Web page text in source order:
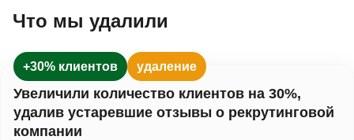
Что мы удалили
+30% клиентов удаление
Увеличили количество клиентов на 30%,
удалив устаревшие отзывы о рекрутинговой
компании